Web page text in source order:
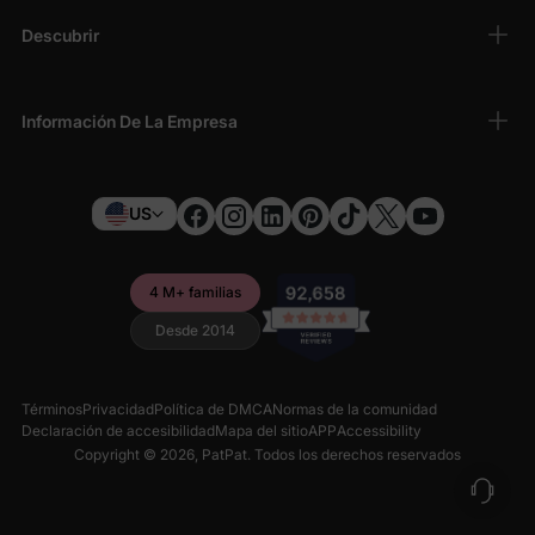
Descubrir
Información De La Empresa
US
4 M+ familias
Desde 2014
TérminosPrivacidadPolítica de DMCANormas de la comunidad
Declaración de accesibilidadMapa del sitioAPPAccessibility
Copyright © 2026, PatPat. Todos los derechos reservados